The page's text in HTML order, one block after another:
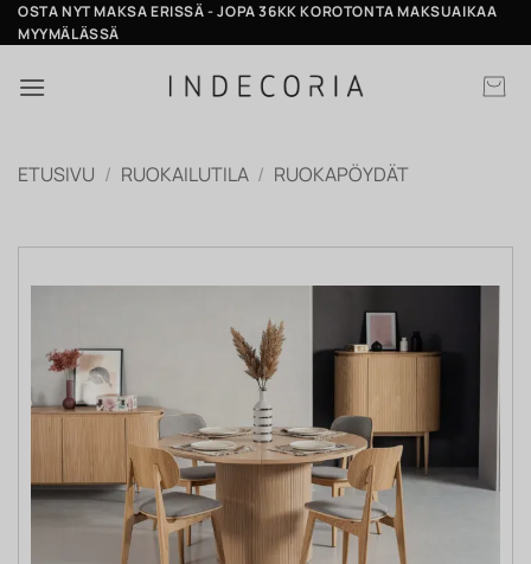
Skip
to
OSTA NYT MAKSA ERISSÄ - JOPA 36KK KOROTONTA MAKSUAIKAA
MYYMÄLÄSSÄ
ETUSIVU / RUOKAILUTILA / RUOKAPÖYDÄT